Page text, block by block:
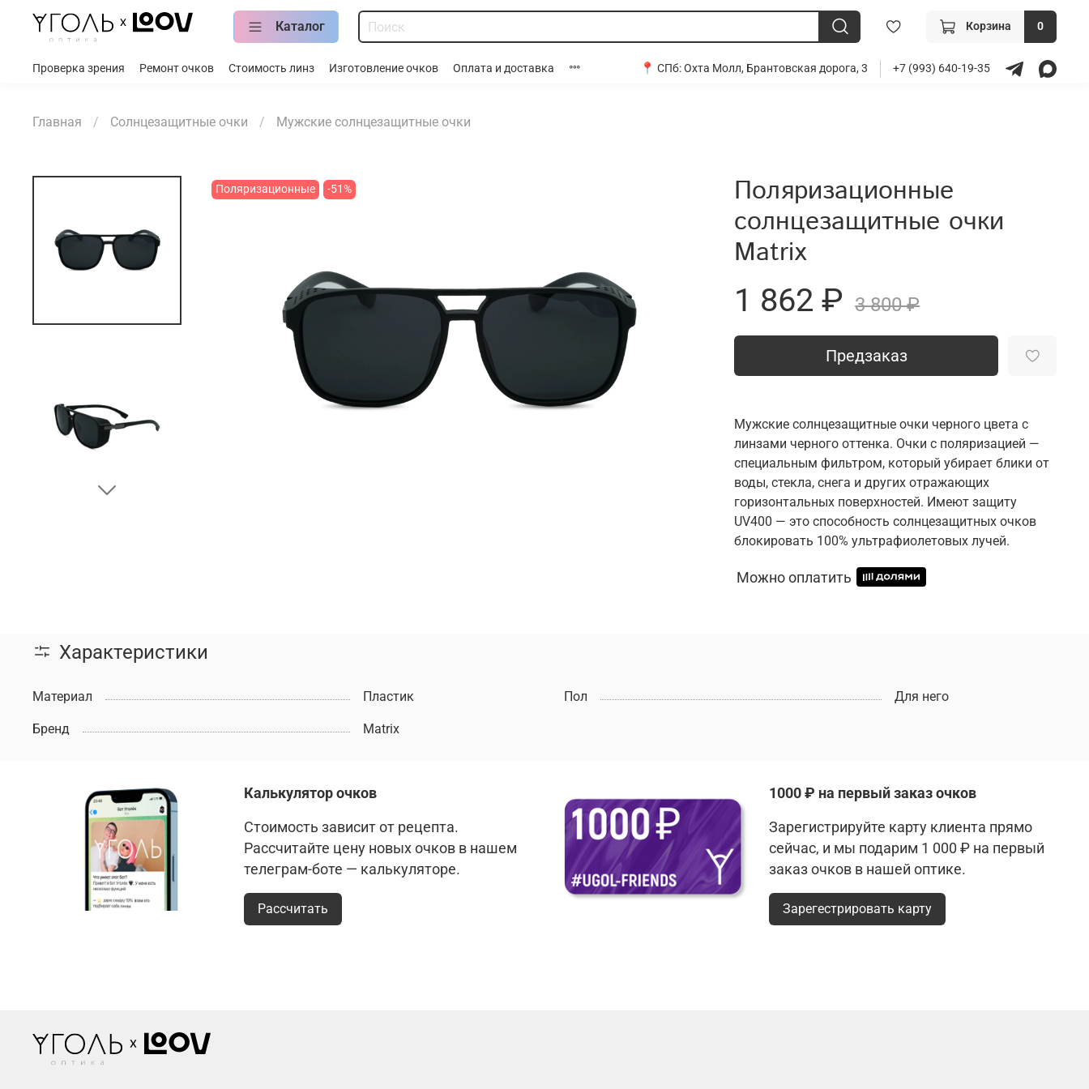
Каталог Корзина 0
Проверка зрения Ремонт очков Стоимость линз Изготовление очков Оплата и доставка 📍 СПб:Охта Молл, Брантовская дорога, 3 +7 (993) 640-19-35
Главная Солнцезащитные очки Мужские солнцезащитные очки
Поляризационные -51%
Поляризационные
солнцезащитные очки
Matrix
1 862 ₽ 3 800 ₽
Предзаказ
Мужские солнцезащитные очки черного цвета с
линзами черного оттенка. Очки с поляризацией —
специальным фильтром, который убирает блики от
воды, стекла, снега и других отражающих
горизонтальных поверхностей. Имеют защиту
UV400 — это способность солнцезащитных очков
блокировать 100% ультрафиолетовых лучей.
Можно оплатить
Характеристики
Материал Пластик Пол Для него
Бренд Matrix
Калькулятор очков
Стоимость зависит от рецепта.
Рассчитайте цену новых очков в нашем
телеграм-боте — калькуляторе.
Рассчитать
1000 ₽ на первый заказ очков
Зарегистрируйте карту клиента прямо
сейчас, и мы подарим 1 000 ₽ на первый
заказ очков в нашей оптике.
Зарегестрировать карту